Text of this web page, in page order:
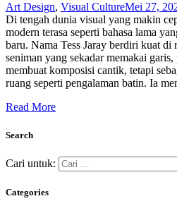
Art Design, Visual CultureMei 27,
Di tengah dunia visual yang makin
modern terasa seperti bahasa lama
baru. Nama Tess Jaray berdiri kuat di
seniman yang sekadar memakai
membuat komposisi cantik, tetapi
ruang seperti pengalaman batin. Ia
Read More
Search
Cari untuk:
Categories